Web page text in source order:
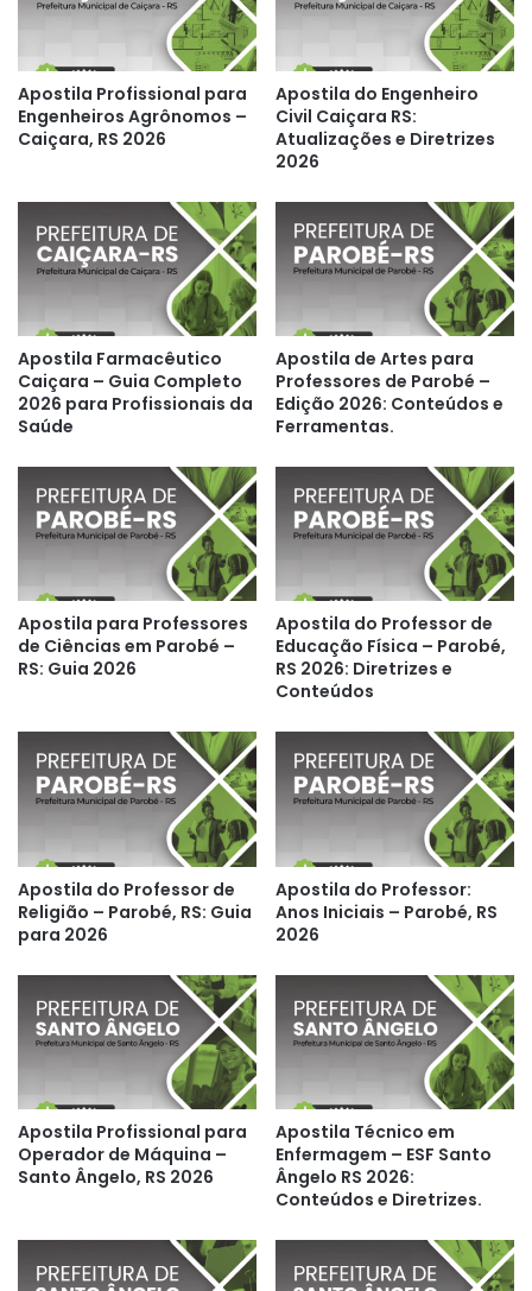
Apostila Profissional para
Engenheiros Agrônomos –
Caiçara, RS 2026
Apostila do Engenheiro
Civil Caiçara RS:
Atualizações e Diretrizes
2026
Apostila Farmacêutico
Caiçara – Guia Completo
2026 para Profissionais da
Saúde
Apostila de Artes para
Professores de Parobé –
Edição 2026: Conteúdos e
Ferramentas.
Apostila para Professores
de Ciências em Parobé –
RS: Guia 2026
Apostila do Professor de
Educação Física – Parobé,
RS 2026: Diretrizes e
Conteúdos
Apostila do Professor de
Religião – Parobé, RS: Guia
para 2026
Apostila do Professor:
Anos Iniciais – Parobé, RS
2026
Apostila Profissional para
Operador de Máquina –
Santo Ângelo, RS 2026
Apostila Técnico em
Enfermagem – ESF Santo
Ângelo RS 2026:
Conteúdos e Diretrizes.